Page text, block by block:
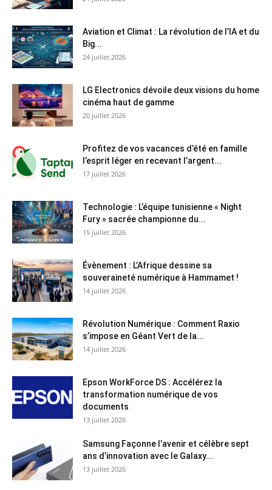
Aviation et Climat : La révolution de l’IA et du
Big...
24 juillet 2026
LG Electronics dévoile deux visions du home
cinéma haut de gamme
20 juillet 2026
Profitez de vos vacances d’été en famille
l’esprit léger en recevant l’argent...
17 juillet 2026
Technologie : L’équipe tunisienne « Night
Fury » sacrée championne du...
15 juillet 2026
Évènement : L’Afrique dessine sa
souveraineté numérique à Hammamet !
14 juillet 2026
Révolution Numérique : Comment Raxio
s’impose en Géant Vert de la...
14 juillet 2026
Epson WorkForce DS : Accélérez la
transformation numérique de vos
documents
13 juillet 2026
Samsung Façonne l’avenir et célèbre sept
ans d’innovation avec le Galaxy...
13 juillet 2026